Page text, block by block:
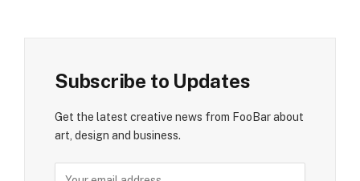
Subscribe to Updates
Get the latest creative news from FooBar about
art, design and business.